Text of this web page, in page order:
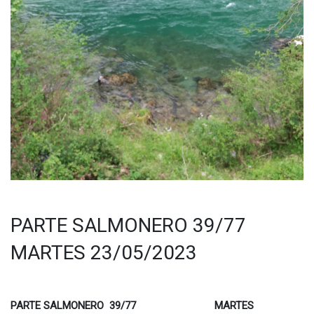
PARTE SALMONERO 39/77
MARTES 23/05/2023
PARTE SALMONERO 39/77 MARTES